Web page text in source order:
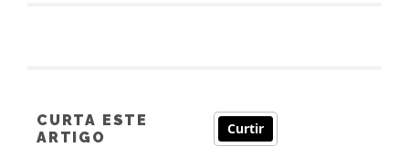
CURTA ESTE
ARTIGO
Curtir